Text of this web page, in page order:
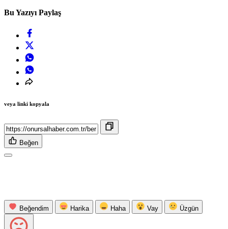
Bu Yazıyı Paylaş
veya linki kopyala
Beğen
Beğendim Harika Haha Vay Üzgün